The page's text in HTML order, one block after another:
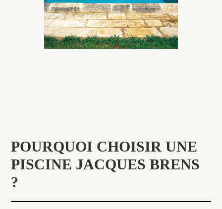
ancien, retrouver une patine
naturelle ou créer un
ornement de pierres de taille.
POURQUOI CHOISIR UNE
PISCINE JACQUES BRENS
?